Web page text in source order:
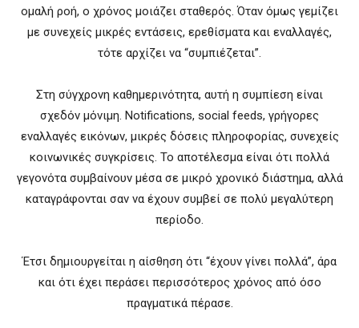
ομαλή ροή, ο χρόνος μοιάζει σταθερός. Όταν όμως γεμίζει
με συνεχείς μικρές εντάσεις, ερεθίσματα και εναλλαγές,
τότε αρχίζει να “συμπιέζεται”.
Στη σύγχρονη καθημερινότητα, αυτή η συμπίεση είναι
σχεδόν μόνιμη. Notifications, social feeds, γρήγορες
εναλλαγές εικόνων, μικρές δόσεις πληροφορίας, συνεχείς
κοινωνικές συγκρίσεις. Το αποτέλεσμα είναι ότι πολλά
γεγονότα συμβαίνουν μέσα σε μικρό χρονικό διάστημα, αλλά
καταγράφονται σαν να έχουν συμβεί σε πολύ μεγαλύτερη
περίοδο.
Έτσι δημιουργείται η αίσθηση ότι “έχουν γίνει πολλά”, άρα
και ότι έχει περάσει περισσότερος χρόνος από όσο
πραγματικά πέρασε.